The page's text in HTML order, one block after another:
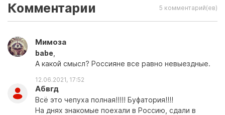
Комментарии 5 комментарий(ев)
Мимоза
babe
А какой смысл? Россияне все равно невыездные.
12.06.2021, 17:52
Абвгд
Всё это чепуха полная!!!!! Буфатория!!!!
На днях знакомые поехали в Россию, сдали в